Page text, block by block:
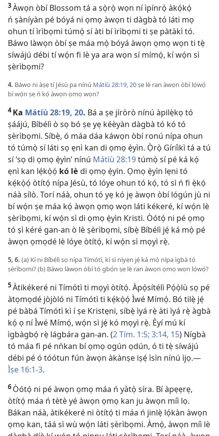
3Àwọn òbí Blossom tá a sọ̀rọ̀ wọn ní ìpínrọ̀ àkọ́kọ́
ń ṣàníyàn pé bóyá ni ọmọ àwọn ti dàgbà tó láti mọ
ohun tí ìrìbọmi túmọ̀ sí àti bí ìrìbọmi ti ṣe pàtàkì tó.
Báwo làwọn òbí ṣe máa mọ̀ bóyá àwọn ọmọ wọn ti tẹ̀
síwájú débi tí wọ́n fi lè ya ara wọn sí mímọ́, kí wọ́n sì
ṣèrìbọmi?
4. Báwo ni àṣẹ tí Jésù pa nínú Mátíù 28:​19, 20ṣe lè ran àwọn òbí lọ́wọ́
bí wọ́n ṣe ń kọ́ àwọn ọmọ wọn?
4Ka Mátíù 28:​19, 20. Bá a ṣe jíròrò nínú àpilẹ̀kọ tó
ṣáájú, Bíbélì ò sọ bó ṣe yẹ kéèyàn dàgbà tó kó tó
ṣèrìbọmi. Síbẹ̀, ó máa dáa káwọn òbí ronú nípa ohun
tó túmọ̀ sí láti sọ ẹnì kan di ọmọ ẹ̀yìn. Ọ̀rọ̀ Gíríìkì tá a tú
sí ‘sọ di ọmọ ẹ̀yìn’ nínú Mátíù 28:19túmọ̀ sí pé ká kọ́
ẹnì kan lẹ́kọ̀ọ́ kó lè di ọmọ ẹ̀yìn. Ọmọ ẹ̀yìn lẹni tó
kẹ́kọ̀ọ́ òtítọ́ nípa Jésù, tó lóye ohun tó kọ́, tó sì ń fi ẹ̀kọ́
náà sílò. Torí náà, ohun tó yẹ kó jẹ àwọn òbí lógún jù ni
bí wọ́n ṣe máa kọ́ àwọn ọmọ wọn láti kékeré, kí wọ́n lè
ṣèrìbọmi, kí wọ́n sì di ọmọ ẹ̀yìn Kristi. Òótọ́ ni pé ọmọ
tó ṣì kéré gan-an ò lè ṣèrìbọmi, síbẹ̀ Bíbélì jẹ́ ká mọ̀ pé
àwọn ọmọdé lè lóye òtítọ́, kí wọ́n sì mọyì rẹ̀.
5, 6. (a) Kí ni Bíbélì sọ nípa Tímótì, kí sì nìyẹn jẹ́ ká mọ̀ nípa ìgbà tó
ṣèrìbọmi? (b) Báwo làwọn òbí tó gbọ́n ṣe lè ran àwọn ọmọ wọn lọ́wọ́?
5Àtikékeré ni Tímótì ti mọyì òtítọ́. Àpọ́sítélì Pọ́ọ̀lù sọ pé
àtọmọdé jòjòló ni Tímótì ti kẹ́kọ̀ọ́ Ìwé Mímọ́. Bó tilẹ̀ jẹ́
pé bàbá Tímótì kì í ṣe Kristẹni, síbẹ̀ ìyá rẹ̀ àti ìyá rẹ̀ àgbà
kọ́ ọ ní Ìwé Mímọ́, wọ́n sì jẹ́ kó mọyì rẹ̀. Èyí mú kí
ìgbàgbọ́ rẹ̀ lágbára gan-an. (2 Tím. 1:5; 3:​14, 15) Nígbà
tó máa fi pé nǹkan bí ọmọ ogún ọdún, ó ti tẹ̀ síwájú
débi pé ó tóótun fún àwọn àkànṣe iṣẹ́ ìsìn nínú ìjọ.​—
Ìṣe 16:​1-3.
6 Òótọ́ ni pé àwọn ọmọ máa ń yàtọ̀ síra. Bí àpẹẹrẹ,
òtítọ́ máa ń tètè yé àwọn ọmọ kan ju àwọn míì lọ.
Bákan náà, àtikékeré ni òtítọ́ ti máa ń jinlẹ̀ lọ́kàn àwọn
ọmọ kan, táá sì wù wọ́n láti ṣèrìbọmi. Àmọ́, àwọn míì lè